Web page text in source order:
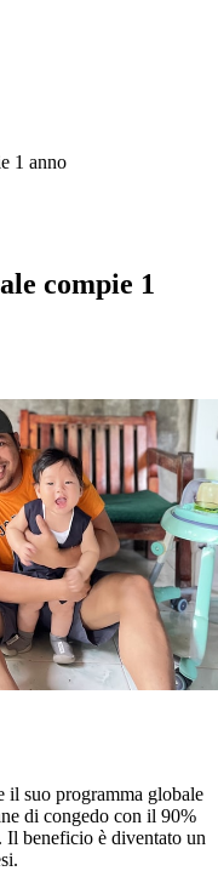
1 anno
compie 1
il suo programma globale
di congedo con il 90%
Il beneficio è diventato un